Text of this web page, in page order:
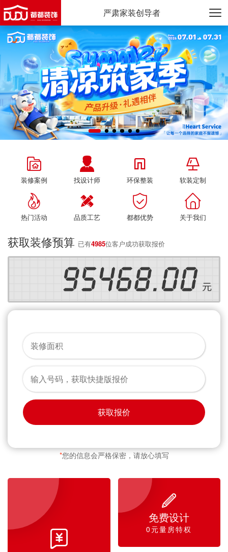
严肃家装创导者

装修案例

找设计师

环保整装

软装定制

热门活动

品质工艺

都都优势

关于我们
获取装修预算 已有4985位客户成功获取报价
获取报价
*您的信息会严格保密，请放心填写


免费设计
0元量房特权